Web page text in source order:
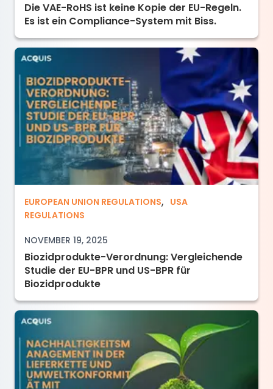
Die VAE-RoHS ist keine Kopie der EU-Regeln.
Es ist ein Compliance-System mit Biss.
Biozidprodukte-Verordnung: Vergleichende
EUROPEAN UNION REGULATIONS, USA
REGULATIONS
NOVEMBER 19, 2025
Biozidprodukte-Verordnung: Vergleichende
Studie der EU-BPR und US-BPR für
Biozidprodukte